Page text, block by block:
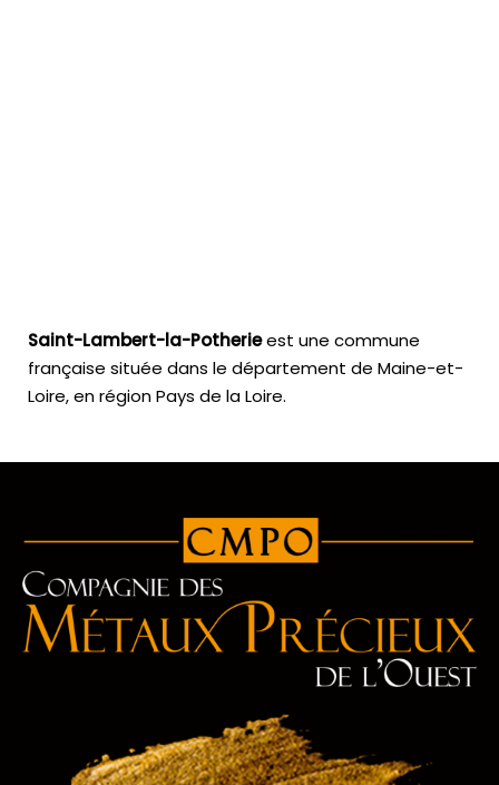
Saint-Lambert-la-Potherieest une commune
française située dans le département de Maine-et-
Loire, en région Pays de la Loire.